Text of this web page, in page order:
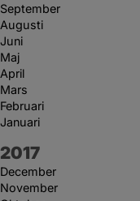
September
Augusti
Juni
Maj
April
Mars
Februari
Januari
År:
2017
December
November